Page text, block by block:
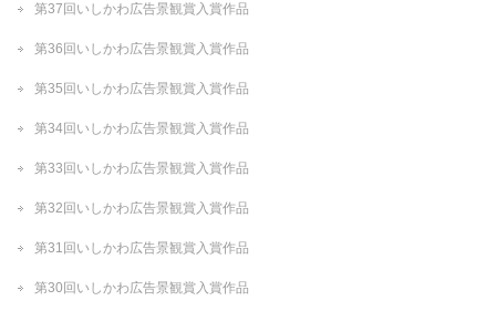
第37回いしかわ広告景観賞入賞作品
第36回いしかわ広告景観賞入賞作品
第35回いしかわ広告景観賞入賞作品
第34回いしかわ広告景観賞入賞作品
第33回いしかわ広告景観賞入賞作品
第32回いしかわ広告景観賞入賞作品
第31回いしかわ広告景観賞入賞作品
第30回いしかわ広告景観賞入賞作品